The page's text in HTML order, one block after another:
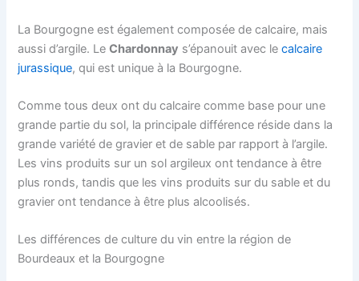
La Bourgogne est également composée de calcaire, mais
aussi d’argile. LeChardonnay s’épanouit avec lecalcaire
jurassique, qui est unique à la Bourgogne.
Comme tous deux ont du calcaire comme base pour une
grande partie du sol, la principale différence réside dans la
grande variété de gravier et de sable par rapport à l’argile.
Les vins produits sur un sol argileux ont tendance à être
plus ronds, tandis que les vins produits sur du sable et du
gravier ont tendance à être plus alcoolisés.
Les différences de culture du vin entre la région de
Bourdeaux et la Bourgogne